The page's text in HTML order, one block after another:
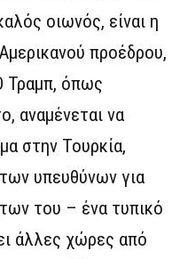
οιωνός, είναι η
προέδρου,
Τραμπ, όπως
αναμένεται να
στην Τουρκία,
υπευθύνων για
του – ένα τυπικό
άλλες χώρες από